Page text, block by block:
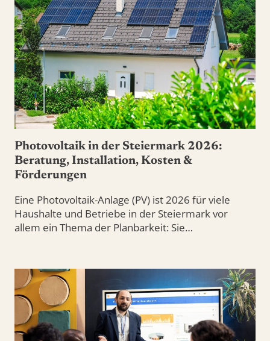
Photovoltaik in der Steiermark 2026:
Beratung, Installation, Kosten &
Förderungen
Eine Photovoltaik-Anlage (PV) ist 2026 für viele
Haushalte und Betriebe in der Steiermark vor
allem ein Thema der Planbarkeit: Sie…